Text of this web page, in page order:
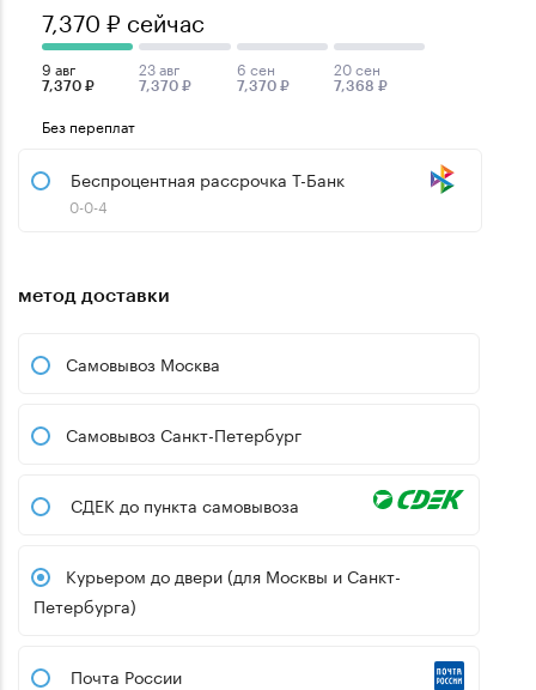
7,370 ₽ сейчас
9 авг
7,370 ₽
23 авг
7,370 ₽
6 сен
7,370 ₽
20 сен
7,368 ₽
Без переплат
Беспроцентная рассрочка Т-Банк
0-0-4
метод доставки
Самовывоз Москва
Самовывоз Санкт-Петербург
СДЕК до пункта самовывоза
Курьером до двери (для Москвы и Санкт-
Петербурга)
Почта России